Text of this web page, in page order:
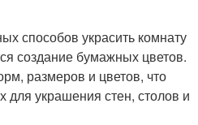
способов украсить комнату
создание бумажных цветов.
размеров и цветов, что
для украшения стен, столов и